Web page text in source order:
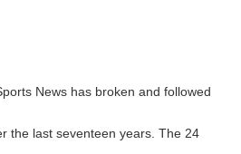
News has broken and followed
the last seventeen years. The 24